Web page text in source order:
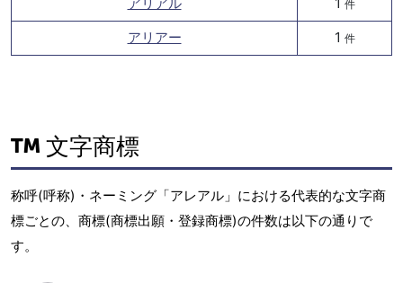
アリアル 1 件
アリアー 1 件
文字商標
称呼(呼称)・ネーミング「アレアル」における代表的な文字商
標ごとの、商標(商標出願・登録商標)の件数は以下の通りで
す。